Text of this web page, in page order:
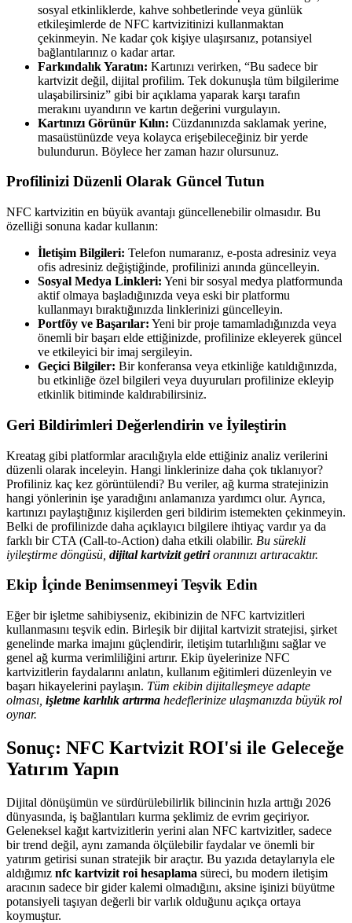
sosyal etkinliklerde, kahve sohbetlerinde veya günlük
etkileşimlerde de NFC kartvizitinizi kullanmaktan
çekinmeyin. Ne kadar çok kişiye ulaşırsanız, potansiyel
bağlantılarınız o kadar artar.
Farkındalık Yaratın: Kartınızı verirken, “Bu sadece bir
kartvizit değil, dijital profilim. Tek dokunuşla tüm bilgilerime
ulaşabilirsiniz” gibi bir açıklama yaparak karşı tarafın
merakını uyandırın ve kartın değerini vurgulayın.
Kartınızı Görünür Kılın: Cüzdanınızda saklamak yerine,
masaüstünüzde veya kolayca erişebileceğiniz bir yerde
bulundurun. Böylece her zaman hazır olursunuz.
Profilinizi Düzenli Olarak Güncel Tutun
NFC kartvizitin en büyük avantajı güncellenebilir olmasıdır. Bu
özelliği sonuna kadar kullanın:
İletişim Bilgileri: Telefon numaranız, e-posta adresiniz veya
ofis adresiniz değiştiğinde, profilinizi anında güncelleyin.
Sosyal Medya Linkleri: Yeni bir sosyal medya platformunda
aktif olmaya başladığınızda veya eski bir platformu
kullanmayı bıraktığınızda linklerinizi güncelleyin.
Portföy ve Başarılar: Yeni bir proje tamamladığınızda veya
önemli bir başarı elde ettiğinizde, profilinize ekleyerek güncel
ve etkileyici bir imaj sergileyin.
Geçici Bilgiler: Bir konferansa veya etkinliğe katıldığınızda,
bu etkinliğe özel bilgileri veya duyuruları profilinize ekleyip
etkinlik bitiminde kaldırabilirsiniz.
Geri Bildirimleri Değerlendirin ve İyileştirin
Kreatag gibi platformlar aracılığıyla elde ettiğiniz analiz verilerini
düzenli olarak inceleyin. Hangi linklerinize daha çok tıklanıyor?
Profiliniz kaç kez görüntülendi? Bu veriler, ağ kurma stratejinizin
hangi yönlerinin işe yaradığını anlamanıza yardımcı olur. Ayrıca,
kartınızı paylaştığınız kişilerden geri bildirim istemekten çekinmeyin.
Belki de profilinizde daha açıklayıcı bilgilere ihtiyaç vardır ya da
farklı bir CTA (Call-to-Action) daha etkili olabilir. Bu sürekli
iyileştirme döngüsü, dijital kartvizit getirioranınızı artıracaktır.
Ekip İçinde Benimsenmeyi Teşvik Edin
Eğer bir işletme sahibiyseniz, ekibinizin de NFC kartvizitleri
kullanmasını teşvik edin. Birleşik bir dijital kartvizit stratejisi, şirket
genelinde marka imajını güçlendirir, iletişim tutarlılığını sağlar ve
genel ağ kurma verimliliğini artırır. Ekip üyelerinize NFC
kartvizitlerin faydalarını anlatın, kullanım eğitimleri düzenleyin ve
başarı hikayelerini paylaşın. Tüm ekibin dijitalleşmeye adapte
olması, işletme karlılık artırma hedeflerinize ulaşmanızda büyük rol
oynar.
Sonuç: NFC Kartvizit ROI'si ile Geleceğe
Yatırım Yapın
Dijital dönüşümün ve sürdürülebilirlik bilincinin hızla arttığı 2026
dünyasında, iş bağlantıları kurma şeklimiz de evrim geçiriyor.
Geleneksel kağıt kartvizitlerin yerini alan NFC kartvizitler, sadece
bir trend değil, aynı zamanda ölçülebilir faydalar ve önemli bir
yatırım getirisi sunan stratejik bir araçtır. Bu yazıda detaylarıyla ele
aldığımız nfc kartvizit roi hesaplama süreci, bu modern iletişim
aracının sadece bir gider kalemi olmadığını, aksine işinizi büyütme
potansiyeli taşıyan değerli bir varlık olduğunu açıkça ortaya
koymuştur.